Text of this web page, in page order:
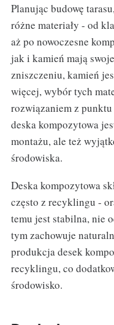
Planując budowę
różne materiały - od
aż po nowoczesne
jak i kamień mają
zniszczeniu, kamień
więcej, wybór tych
rozwiązaniem z
deska kompozytowa
montażu, ale też
środowiska.
Deska kompozytowa
często z recyklingu -
temu jest stabilna, nie
tym zachowuje
produkcja desek
recyklingu, co
środowisko.